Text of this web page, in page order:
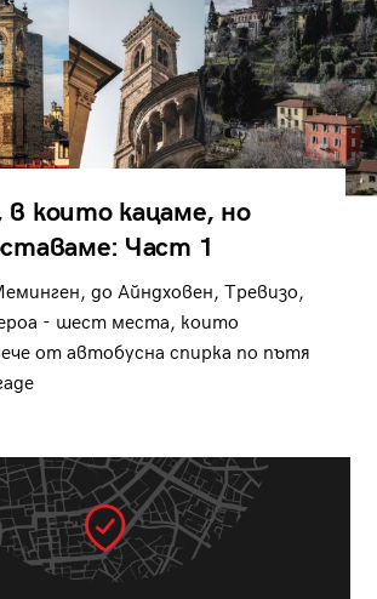
в които кацаме, но
Част 1
до Айндховен, Тревизо,
- шест места, които
от автобусна спирка по пътя